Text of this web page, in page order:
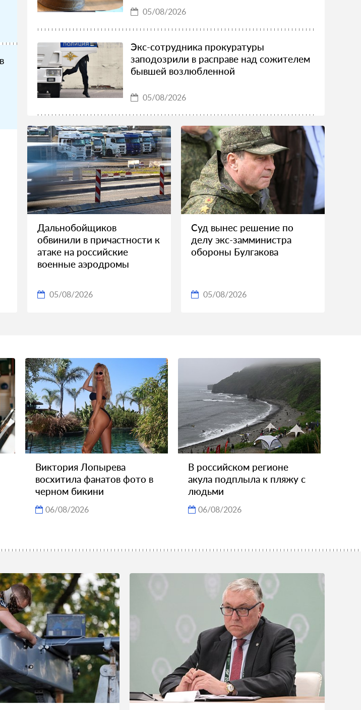
05/08/2026
Экс-сотрудника прокуратуры
заподозрили в расправе над сожителем
бывшей возлюбленной
05/08/2026
Дальнобойщиков
обвинили в причастности к
атаке на российские
военные аэродромы
05/08/2026
Суд вынес решение по
делу экс-замминистра
обороны Булгакова
05/08/2026
Виктория Лопырева
восхитила фанатов фото в
черном бикини
06/08/2026
В российском регионе
акула подплыла к пляжу с
людьми
06/08/2026